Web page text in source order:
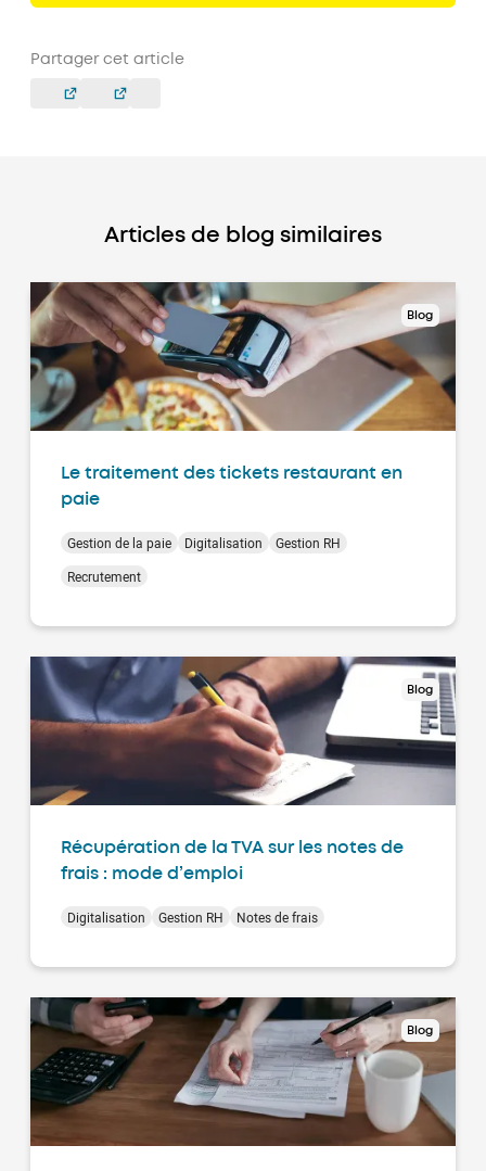
Partager cet article
Articles de blog similaires
Blog
Le traitement des tickets restaurant en
paie
Gestion de la paie Digitalisation
Gestion RH
Recrutement
Blog
Récupération de la TVA sur les notes de
frais : mode d’emploi
Digitalisation Gestion RH Notes de frais
Blog